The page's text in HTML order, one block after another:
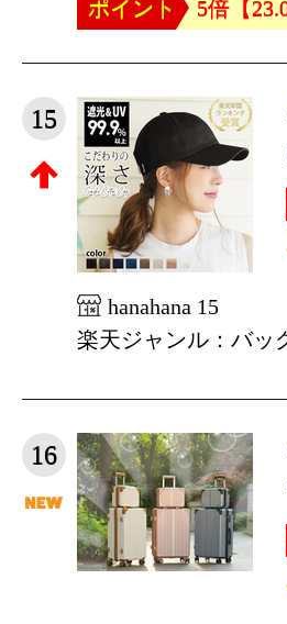
ポイント
5倍【
15
hanahana 15
楽天ジャンル：バッ
16